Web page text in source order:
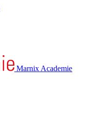
Marnix Academie